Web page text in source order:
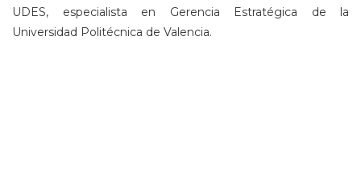
UDES, especialista en Gerencia Estratégica de la
Universidad Politécnica de Valencia.